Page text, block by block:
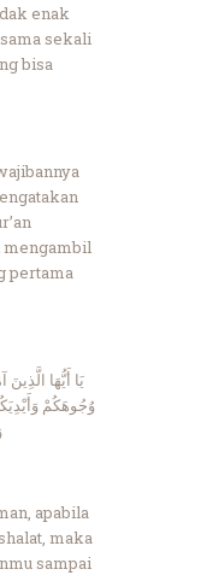
enak
sekali
bisa
mengambil
pertama
يَا أَيُّهَا
وُجُوهَكُمْ
apabila
maka
sampai